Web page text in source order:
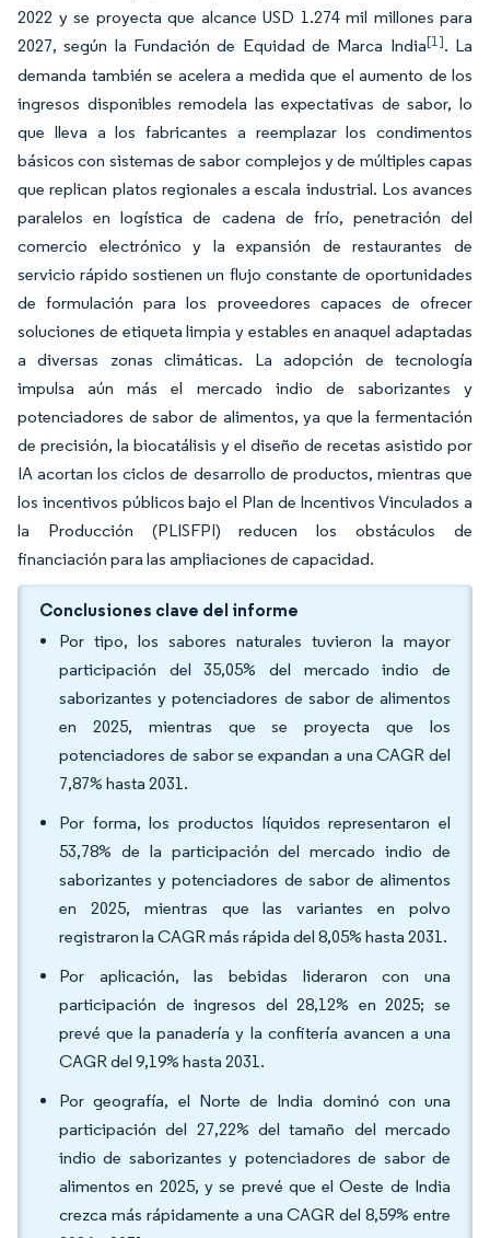
2022 y se proyecta que alcance USD 1.274 mil millones para
2027, según la Fundación de Equidad de Marca India[1]. La
demanda también se acelera a medida que el aumento de los
ingresos disponibles remodela las expectativas de sabor, lo
que lleva a los fabricantes a reemplazar los condimentos
básicos con sistemas de sabor complejos y de múltiples capas
que replican platos regionales a escala industrial. Los avances
paralelos en logística de cadena de frío, penetración del
comercio electrónico y la expansión de restaurantes de
servicio rápido sostienen un flujo constante de oportunidades
de formulación para los proveedores capaces de ofrecer
soluciones de etiqueta limpia y estables en anaquel adaptadas
a diversas zonas climáticas. La adopción de tecnología
impulsa aún más el mercado indio de saborizantes y
potenciadores de sabor de alimentos, ya que la fermentación
de precisión, la biocatálisis y el diseño de recetas asistido por
IA acortan los ciclos de desarrollo de productos, mientras que
los incentivos públicos bajo el Plan de Incentivos Vinculados a
la Producción (PLISFPI) reducen los obstáculos de
financiación para las ampliaciones de capacidad.
Conclusiones clave del informe
Por tipo, los sabores naturales tuvieron la mayor
participación del 35,05% del mercado indio de
saborizantes y potenciadores de sabor de alimentos
en 2025, mientras que se proyecta que los
potenciadores de sabor se expandan a una CAGR del
7,87% hasta 2031.
Por forma, los productos líquidos representaron el
53,78% de la participación del mercado indio de
saborizantes y potenciadores de sabor de alimentos
en 2025, mientras que las variantes en polvo
registraron la CAGR más rápida del 8,05% hasta 2031.
Por aplicación, las bebidas lideraron con una
participación de ingresos del 28,12% en 2025; se
prevé que la panadería y la confitería avancen a una
CAGR del 9,19% hasta 2031.
Por geografía, el Norte de India dominó con una
participación del 27,22% del tamaño del mercado
indio de saborizantes y potenciadores de sabor de
alimentos en 2025, y se prevé que el Oeste de India
crezca más rápidamente a una CAGR del 8,59% entre